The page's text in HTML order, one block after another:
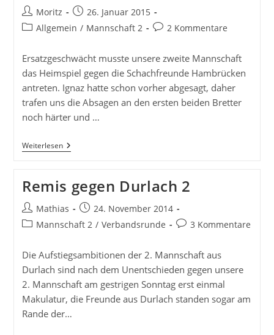
Beitrags-
Autor:
Moritz
Beitrag
veröffentlicht:
26. Januar 2015
Beitrags-
Allgemein / Mannschaft 2
Beitrags-
2 Kommentare
Ersatzgeschwächt musste unsere zweite Mannschaft
das Heimspiel gegen die Schachfreunde Hambrücken
antreten. Ignaz hatte schon vorher abgesagt, daher
trafen uns die Absagen an den ersten beiden Bretter
noch härter und …
WeiterlesenHeimniederlage
Für
Remis gegen Durlach 2
Beitrags-
Autor:
Mathias
Beitrag
veröffentlicht:
24. November 2014
Beitrags-
Mannschaft 2 / Verbandsrunde
Beitrags-
3 Kommentare
Die Aufstiegsambitionen der 2. Mannschaft aus
Durlach sind nach dem Unentschieden gegen unsere
2. Mannschaft am gestrigen Sonntag erst einmal
Makulatur, die Freunde aus Durlach standen sogar am
Rande der…